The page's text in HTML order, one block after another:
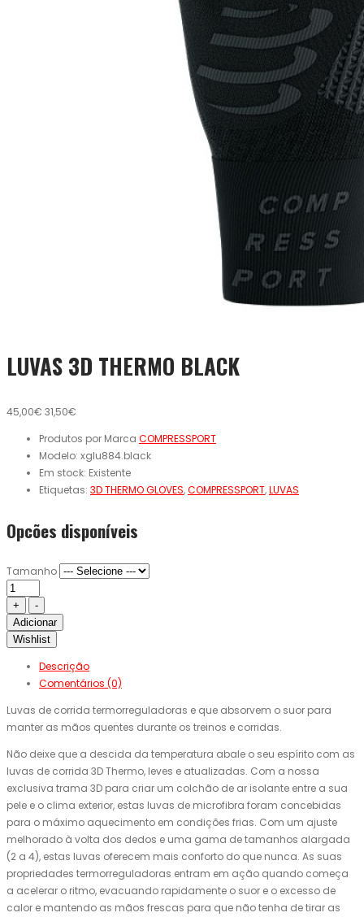
LUVAS 3D THERMO BLACK
45,00€ 31,50€
Produtos por Marca COMPRESSPORT
Modelo: xglu884.black
Em stock: Existente
Etiquetas: 3D THERMO GLOVES,COMPRESSPORT,LUVAS
Opcões disponíveis
Tamanho
Adicionar
Wishlist
Descrição
Comentários (0)
Luvas de corrida termorreguladoras e que absorvem o suor para
manter as mãos quentes durante os treinos e corridas.
Não deixe que a descida da temperatura abale o seu espírito com as
luvas de corrida 3D Thermo, leves e atualizadas. Com a nossa
exclusiva trama 3D para criar um colchão de ar isolante entre a sua
pele e o clima exterior, estas luvas de microfibra foram concebidas
para o máximo aquecimento em condições frias. Com um ajuste
melhorado à volta dos dedos e uma gama de tamanhos alargada
(2 a 4), estas luvas oferecem mais conforto do que nunca. As suas
propriedades termorreguladoras entram em ação quando começa
a acelerar o ritmo, evacuando rapidamente o suor e o excesso de
calor e mantendo as mãos frescas para que não tenha de tirar as